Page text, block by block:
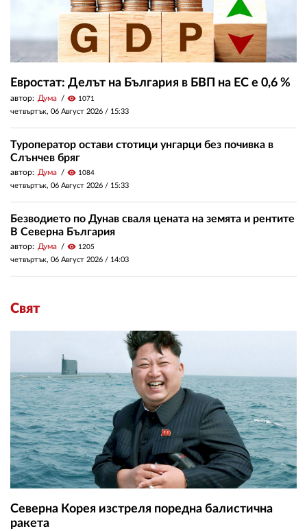
Евростат: Делът на България в БВП на ЕС е 0,6 %
автор: Дума visibility 1071
четвъртък, 06 Август 2026 / 15:33
Туроператор остави стотици унгарци без почивка в
Слънчев бряг
автор: Дума visibility 1084
четвъртък, 06 Август 2026 / 15:33
Безводието по Дунав сваля цената на земята и рентите
В Северна България
автор: Дума visibility 1205
четвъртък, 06 Август 2026 / 14:03
Свят
Северна Корея изстреля поредна балистична
ракета